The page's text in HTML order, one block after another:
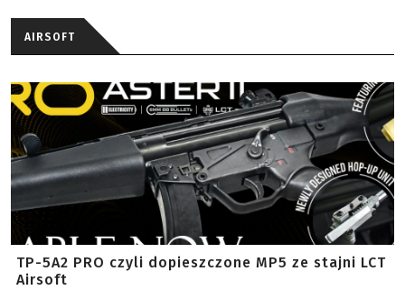
AIRSOFT
TP-5A2 PRO czyli dopieszczone MP5 ze stajni LCT
Airsoft